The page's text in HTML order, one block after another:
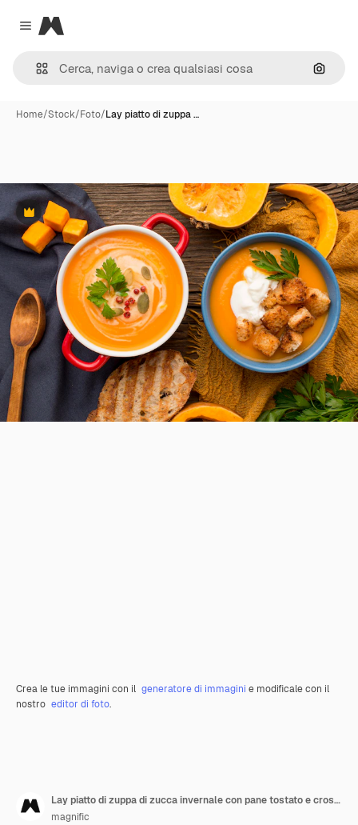
Close menu
Magnific
Cerca
Home/Stock/Foto/Lay piatto di zuppa …
Premium
Crea le tue immagini con il generatore di immagini e modificale con il
nostro editor di foto.
Lay piatto di zuppa di zucca invernale con pane tostato e crostini di pane
magnific